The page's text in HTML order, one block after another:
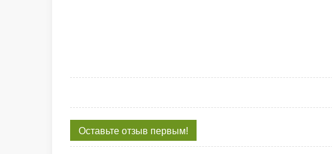
Оставьте отзыв первым!